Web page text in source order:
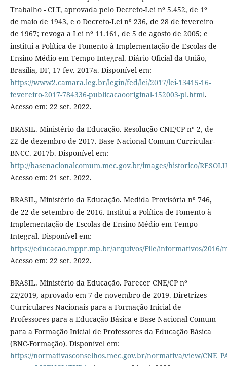
Trabalho - CLT, aprovada pelo Decreto-Lei nº 5.452, de 1º
de maio de 1943, e o Decreto-Lei nº 236, de 28 de fevereiro
de 1967; revoga a Lei nº 11.161, de 5 de agosto de 2005; e
institui a Política de Fomento à Implementação de Escolas de
Ensino Médio em Tempo Integral. Diário Oficial da União,
Brasília, DF, 17 fev. 2017a. Disponível em:
https://www2.camara.leg.br/legin/fed/lei/2017/lei-13415-16-
fevereiro-2017-784336-publicacaooriginal-152003-pl.html.
Acesso em: 22 set. 2022.
BRASIL. Ministério da Educação. Resolução CNE/CP nº 2, de
22 de dezembro de 2017. Base Nacional Comum Curricular-
BNCC. 2017b. Disponível em:
http://basenacionalcomum.mec.gov.br/images/historico/
Acesso em: 21 set. 2022.
BRASIL, Ministério da Educação. Medida Provisória nº 746,
de 22 de setembro de 2016. Institui a Política de Fomento à
Implementação de Escolas de Ensino Médio em Tempo
Integral. Disponível em:
https://educacao.mppr.mp.br/arquivos/File/informativos/2016/
Acesso em: 22 set. 2022.
BRASIL. Ministério da Educação. Parecer CNE/CP nº
22/2019, aprovado em 7 de novembro de 2019. Diretrizes
Curriculares Nacionais para a Formação Inicial de
Professores para a Educação Básica e Base Nacional Comum
para a Formação Inicial de Professores da Educação Básica
(BNC-Formação). Disponível em:
https://normativasconselhos.mec.gov.br/normativa/view/